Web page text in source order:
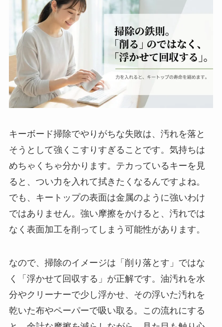
キーボード掃除でやりがちな失敗は、汚れを落と
そうとして強くこすりすぎることです。気持ちは
めちゃくちゃ分かります。テカっているキーを見
ると、つい力を入れて拭きたくなるんですよね。
でも、キートップの表面は金属のように強いわけ
ではありません。強い摩擦をかけると、汚れでは
なく表面加工を削ってしまう可能性があります。
なので、掃除のイメージは「削り落とす」ではな
く「浮かせて回収する」が正解です。油汚れを水
分やクリーナーで少し浮かせ、その浮いた汚れを
乾いた布やペーパーで吸い取る。この流れにする